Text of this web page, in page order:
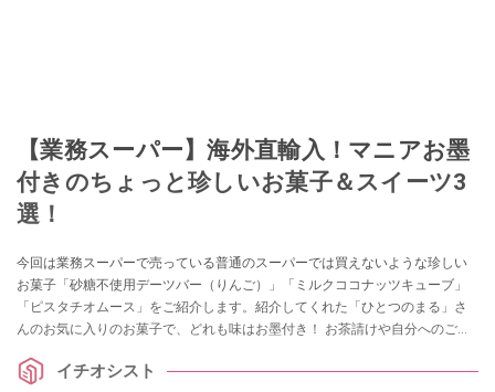
【業務スーパー】海外直輸入！マニアお墨
付きのちょっと珍しいお菓子＆スイーツ3
選！
今回は業務スーパーで売っている普通のスーパーでは買えないような珍しい
お菓子「砂糖不使用デーツバー（りんご）」「ミルクココナッツキューブ」
「ピスタチオムース」をご紹介します。紹介してくれた「ひとつのまる」さ
んのお気に入りのお菓子で、どれも味はお墨付き！ お茶請けや自分へのご褒
イチオシスト